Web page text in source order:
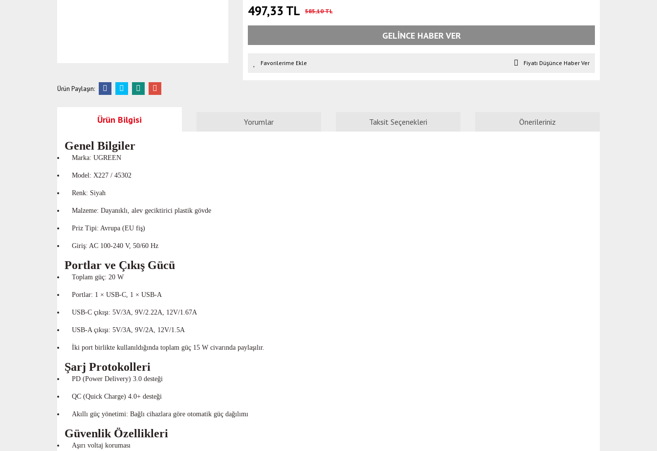
Ürün Paylaşın:
497,33 TL 585,10 TL
GELİNCE HABER VER
Fiyatı Düşünce Haber Ver
Ürün Bilgisi Yorumlar Taksit Seçenekleri Önerileriniz
Genel Bilgiler
Marka: UGREEN
Model: X227 / 45302
Renk: Siyah
Malzeme: Dayanıklı, alev geciktirici plastik gövde
Priz Tipi: Avrupa (EU fiş)
Giriş: AC 100-240 V, 50/60 Hz
Portlar ve Çıkış Gücü
Toplam güç: 20 W
Portlar: 1 × USB-C, 1 × USB-A
USB-C çıkışı: 5V/3A, 9V/2.22A, 12V/1.67A
USB-A çıkışı: 5V/3A, 9V/2A, 12V/1.5A
İki port birlikte kullanıldığında toplam güç 15 W civarında paylaşılır.
Şarj Protokolleri
PD (Power Delivery) 3.0 desteği
QC (Quick Charge) 4.0+ desteği
Akıllı güç yönetimi: Bağlı cihazlara göre otomatik güç dağılımı
Güvenlik Özellikleri
Aşırı voltaj koruması